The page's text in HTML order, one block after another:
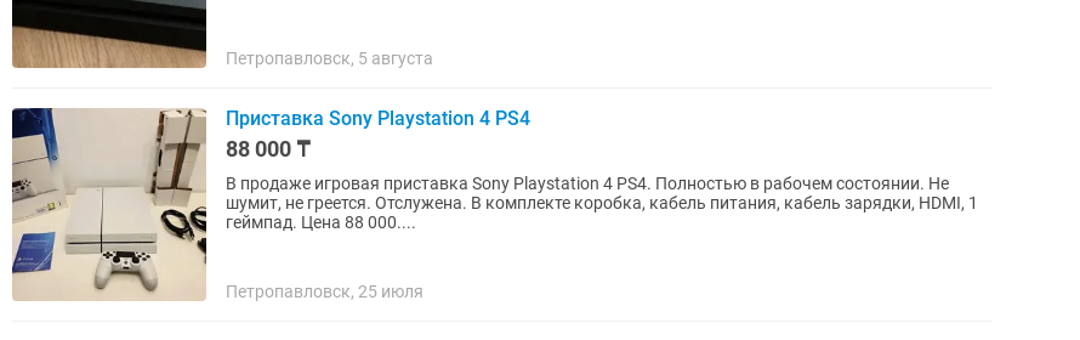
Петропавловск, 5 августа
Приставка Sony Playstation 4 PS4
88 000 ₸
В продаже игровая приставка Sony Playstation 4 PS4. Полностью в рабочем состоянии. Не
шумит, не греется. Отслужена. В комплекте коробка, кабель питания, кабель зарядки, HDMI, 1
геймпад. Цена 88 000....
Петропавловск, 25 июля